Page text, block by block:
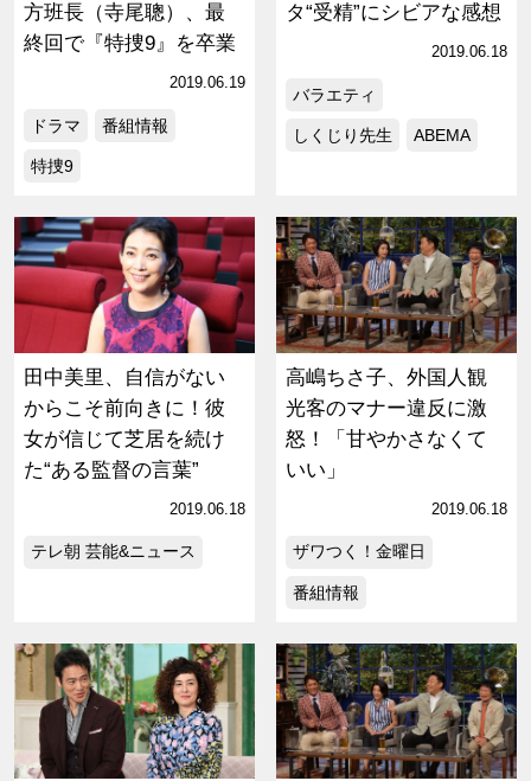
方班長（寺尾聰）、最
終回で『特捜9』を卒業
2019.06.19
ドラマ 番組情報
特捜9
タ“受精”にシビアな感想
2019.06.18
バラエティ
しくじり先生 ABEMA
田中美里、自信がない
からこそ前向きに！彼
女が信じて芝居を続け
た“ある監督の言葉”
2019.06.18
テレ朝 芸能&ニュース
高嶋ちさ子、外国人観
光客のマナー違反に激
怒！「甘やかさなくて
いい」
2019.06.18
ザワつく！金曜日
番組情報